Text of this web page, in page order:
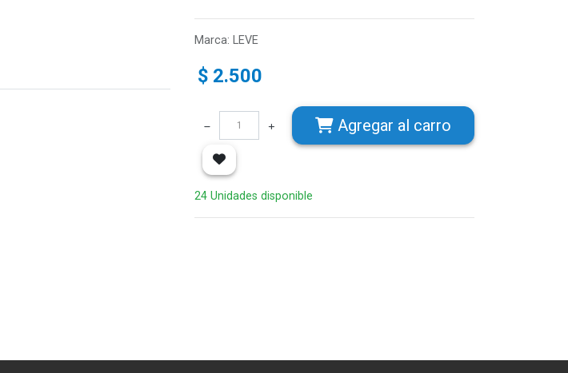
Marca: LEVE
$ 2.500
Agregar al carro
24 Unidades disponible